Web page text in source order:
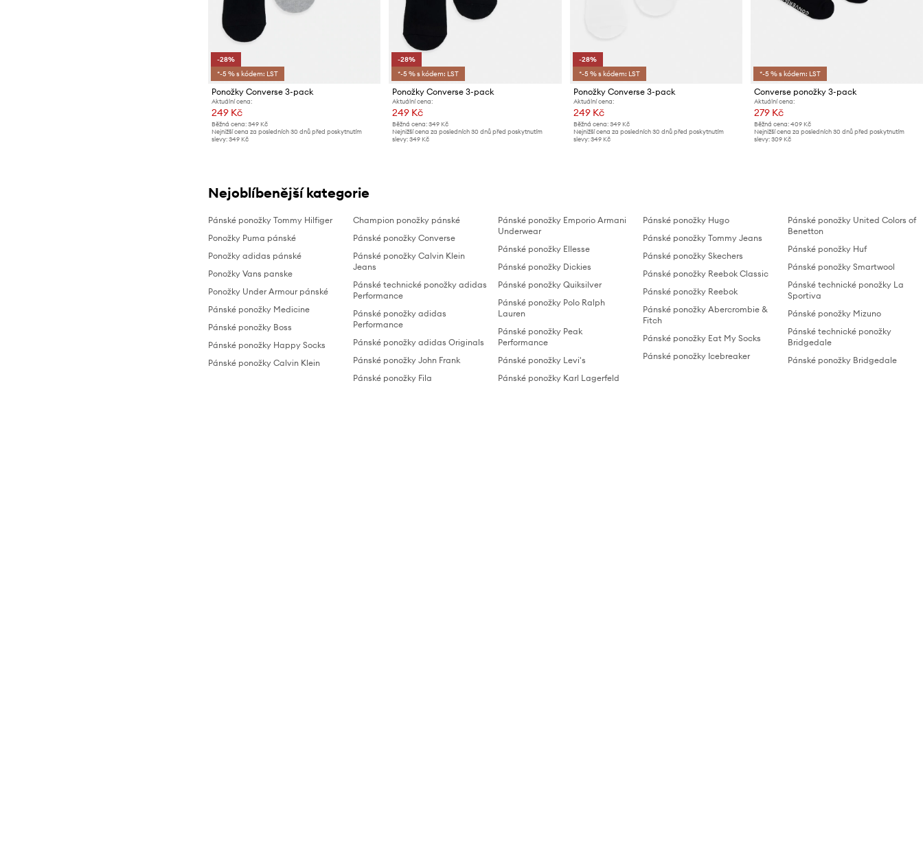
-28%
*-5 % s kódem: LST
Ponožky Converse 3-pack
Aktuální cena:
249 Kč
Běžná cena: 349 Kč
Nejnižší cena za posledních 30 dnů před poskytnutím
slevy: 349 Kč
-28%
*-5 % s kódem: LST
Ponožky Converse 3-pack
Aktuální cena:
249 Kč
Běžná cena: 349 Kč
Nejnižší cena za posledních 30 dnů před poskytnutím
slevy: 349 Kč
-28%
*-5 % s kódem: LST
Ponožky Converse 3-pack
Aktuální cena:
249 Kč
Běžná cena: 349 Kč
Nejnižší cena za posledních 30 dnů před poskytnutím
slevy: 349 Kč
*-5 % s kódem: LST
Converse ponožky 3-pack
Aktuální cena:
279 Kč
Běžná cena: 409 Kč
Nejnižší cena za posledních 30 dnů před poskytnutím
slevy: 309 Kč
Nejoblíbenější kategorie
Pánské ponožky Tommy Hilfiger
Ponožky Puma pánské
Ponožky adidas pánské
Ponožky Vans panske
Ponožky Under Armour pánské
Pánské ponožky Medicine
Pánské ponožky Boss
Pánské ponožky Happy Socks
Pánské ponožky Calvin Klein
Champion ponožky pánské
Pánské ponožky Converse
Pánské ponožky Calvin Klein
Jeans
Pánské technické ponožky adidas
Performance
Pánské ponožky adidas
Performance
Pánské ponožky adidas Originals
Pánské ponožky John Frank
Pánské ponožky Fila
Pánské ponožky Emporio Armani
Underwear
Pánské ponožky Ellesse
Pánské ponožky Dickies
Pánské ponožky Quiksilver
Pánské ponožky Polo Ralph
Lauren
Pánské ponožky Peak
Performance
Pánské ponožky Levi's
Pánské ponožky Karl Lagerfeld
Pánské ponožky Hugo
Pánské ponožky Tommy Jeans
Pánské ponožky Skechers
Pánské ponožky Reebok Classic
Pánské ponožky Reebok
Pánské ponožky Abercrombie &
Fitch
Pánské ponožky Eat My Socks
Pánské ponožky Icebreaker
Pánské ponožky United Colors of
Benetton
Pánské ponožky Huf
Pánské ponožky Smartwool
Pánské technické ponožky La
Sportiva
Pánské ponožky Mizuno
Pánské technické ponožky
Bridgedale
Pánské ponožky Bridgedale